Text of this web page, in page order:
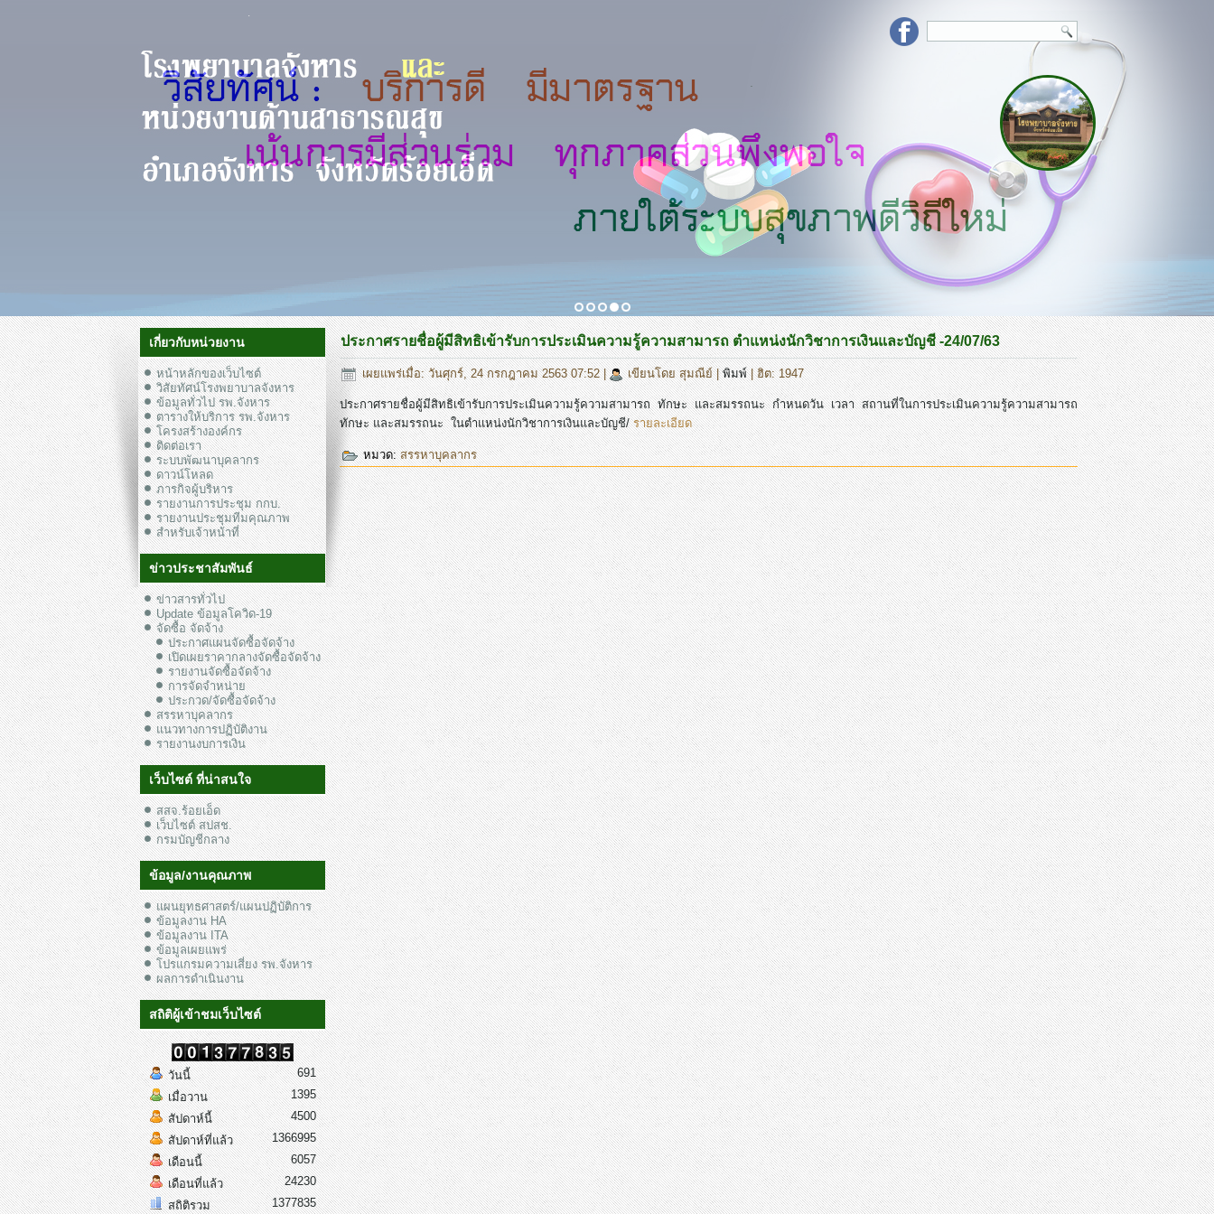
.
เกี่ยวกับหน่วยงาน
หน้าหลักของเว็บไซต์
วิสัยทัศน์โรงพยาบาลจังหาร
ข้อมูลทั่วไป รพ.จังหาร
ตารางให้บริการ รพ.จังหาร
โครงสร้างองค์กร
ติดต่อเรา
ระบบพัฒนาบุคลากร
ดาวน์โหลด
ภารกิจผู้บริหาร
รายงานการประชุม กกบ.
รายงานประชุมทีมคุณภาพ
สำหรับเจ้าหน้าที่
ข่าวประชาสัมพันธ์
ข่าวสารทั่วไป
Update ข้อมูลโควิด-19
จัดซื้อ จัดจ้าง
ประกาศแผนจัดซื้อจัดจ้าง
เปิดเผยราคากลางจัดซื้อจัดจ้าง
รายงานจัดซื้อจัดจ้าง
การจัดจำหน่าย
ประกวด/จัดซื้อจัดจ้าง
สรรหาบุคลากร
แนวทางการปฏิบัติงาน
รายงานงบการเงิน
เว็บไซต์ ที่น่าสนใจ
สสจ.ร้อยเอ็ด
เว็บไซต์ สปสช.
กรมบัญชีกลาง
ข้อมูล/งานคุณภาพ
แผนยุทธศาสตร์/แผนปฏิบัติการ
ข้อมูลงาน HA
ข้อมูลงาน ITA
ข้อมูลเผยแพร่
โปรแกรมความเสี่ยง รพ.จังหาร
ผลการดำเนินงาน
สถิติผู้เข้าชมเว็บไซต์
วันนี้
เมื่อวาน
สัปดาห์นี้
สัปดาห์ที่แล้ว
เดือนนี้
เดือนที่แล้ว
สถิติรวม
691
1395
4500
1366995
6057
24230
1377835
ประกาศรายชื่อผู้มีสิทธิเข้ารับการประเมินความรู้ความสามารถ ตำแหน่งนักวิชาการเงินและบัญชี -24/07/63
เผยแพร่เมื่อ: วันศุกร์, 24 กรกฎาคม 2563 07:52| เขียนโดย สุมณีย์|พิมพ์| ฮิต: 1947
ประกาศรายชื่อผู้มีสิทธิเข้ารับการประเมินความรู้ความสามารถ ทักษะ และสมรรถนะ กำหนดวัน เวลา สถานที่ในการประเมินความรู้ความสามารถ
ทักษะ และสมรรถนะ ในตำแหน่งนักวิชาการเงินและบัญชี/รายละเอียด
หมวด:สรรหาบุคลากร